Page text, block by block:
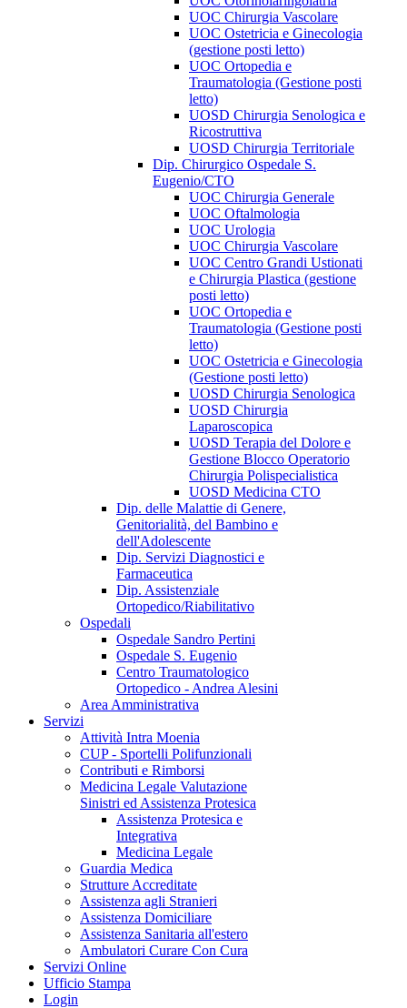
UOC Chirurgia Vascolare
UOC Ostetricia e Ginecologia
(gestione posti letto)
UOC Ortopedia e
Traumatologia (Gestione posti
letto)
UOSD Chirurgia Senologica e
Ricostruttiva
UOSD Chirurgia Territoriale
Dip. Chirurgico Ospedale S.
Eugenio/CTO
UOC Chirurgia Generale
UOC Oftalmologia
UOC Urologia
UOC Chirurgia Vascolare
UOC Centro Grandi Ustionati
e Chirurgia Plastica (gestione
posti letto)
UOC Ortopedia e
Traumatologia (Gestione posti
letto)
UOC Ostetricia e Ginecologia
(Gestione posti letto)
UOSD Chirurgia Senologica
UOSD Chirurgia
Laparoscopica
UOSD Terapia del Dolore e
Gestione Blocco Operatorio
Chirurgia Polispecialistica
UOSD Medicina CTO
Dip. delle Malattie di Genere,
Genitorialità, del Bambino e
dell'Adolescente
Dip. Servizi Diagnostici e
Farmaceutica
Dip. Assistenziale
Ortopedico/Riabilitativo
Ospedali
Ospedale Sandro Pertini
Ospedale S. Eugenio
Centro Traumatologico
Ortopedico - Andrea Alesini
Area Amministrativa
Servizi
Attività Intra Moenia
CUP - Sportelli Polifunzionali
Contributi e Rimborsi
Medicina Legale Valutazione
Sinistri ed Assistenza Protesica
Assistenza Protesica e
Integrativa
Medicina Legale
Guardia Medica
Strutture Accreditate
Assistenza agli Stranieri
Assistenza Domiciliare
Assistenza Sanitaria all'estero
Ambulatori Curare Con Cura
Servizi Online
Ufficio Stampa
Login